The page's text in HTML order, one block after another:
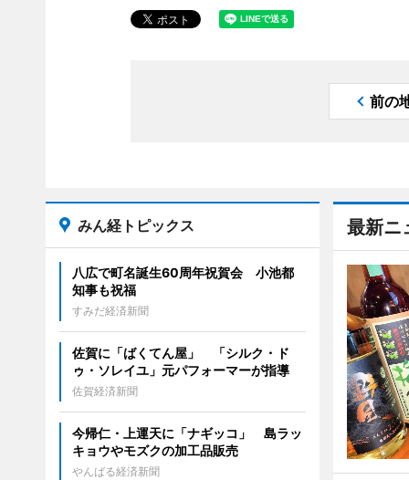
前の
最新ニ
みん経トピックス
八広で町名誕生60周年祝賀会 小池都
知事も祝福
すみだ経済新聞
佐賀に「ばくてん屋」 「シルク・ド
ゥ・ソレイユ」元パフォーマーが指導
佐賀経済新聞
今帰仁・上運天に「ナギッコ」 島ラッ
キョウやモズクの加工品販売
やんばる経済新聞